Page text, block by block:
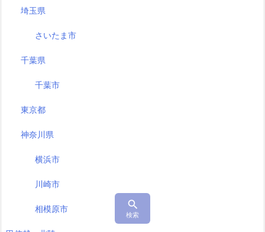
埼玉県
さいたま市
千葉県
千葉市
東京都
神奈川県
横浜市
川崎市
相模原市 
検索